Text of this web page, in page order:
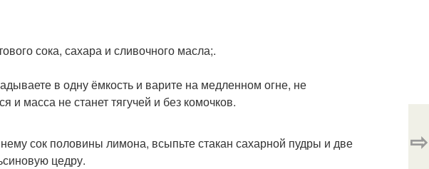
сока, сахара и сливочного масла;.
в одну ёмкость и варите на медленном огне, не
и масса не станет тягучей и без комочков.
сок половины лимона, всыпьте стакан сахарной пудры и две
цедру.
⇨